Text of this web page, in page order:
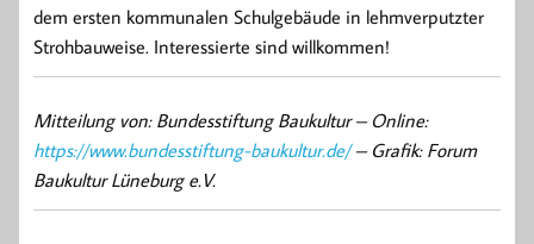
dem ersten kommunalen Schulgebäude in lehmverputzter
Strohbauweise. Interessierte sind willkommen!
Mitteilung von: Bundesstiftung Baukultur –Online:
https://www.bundesstiftung-baukultur.de/– Grafik: Forum
Baukultur Lüneburg e.V.